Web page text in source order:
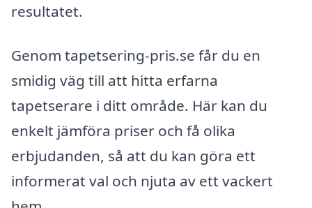
resultatet.
Genom tapetsering-pris.se får du en
smidig väg till att hitta erfarna
tapetserare i ditt område. Här kan du
enkelt jämföra priser och få olika
erbjudanden, så att du kan göra ett
informerat val och njuta av ett vackert